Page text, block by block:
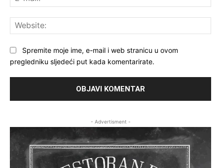
Spremite moje ime, e-mail i web stranicu u ovom
pregledniku sljedeći put kada komentarirate.
- Advertisment -